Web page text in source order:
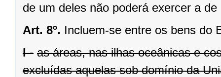
de um deles não poderá exercer a de
Art. 8º. Incluem-se entre os bens do
I - as áreas, nas ilhas oceânicas e
excluídas aquelas sob domínio da